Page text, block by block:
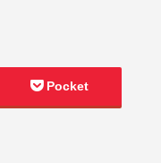
Pocket